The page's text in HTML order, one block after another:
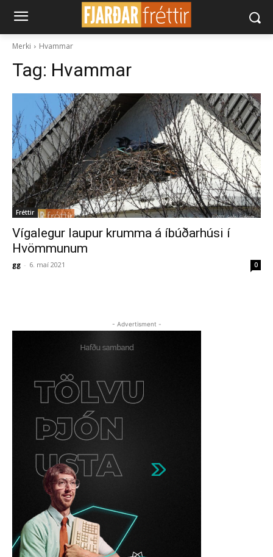
Merki Hvammar
Tag: Hvammar
Fréttir
Vígalegur laupur krumma á íbúðarhúsi í
Hvömmunum
gg - 6. maí 2021 0
- Advertisment -